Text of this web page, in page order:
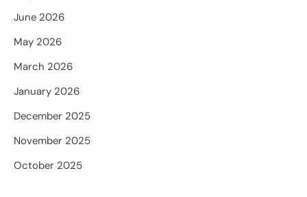
June 2026
May 2026
March 2026
January 2026
December 2025
November 2025
October 2025